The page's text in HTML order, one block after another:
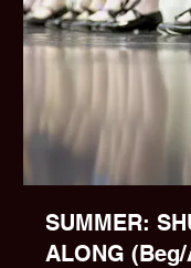
SUMMER:
ALONG